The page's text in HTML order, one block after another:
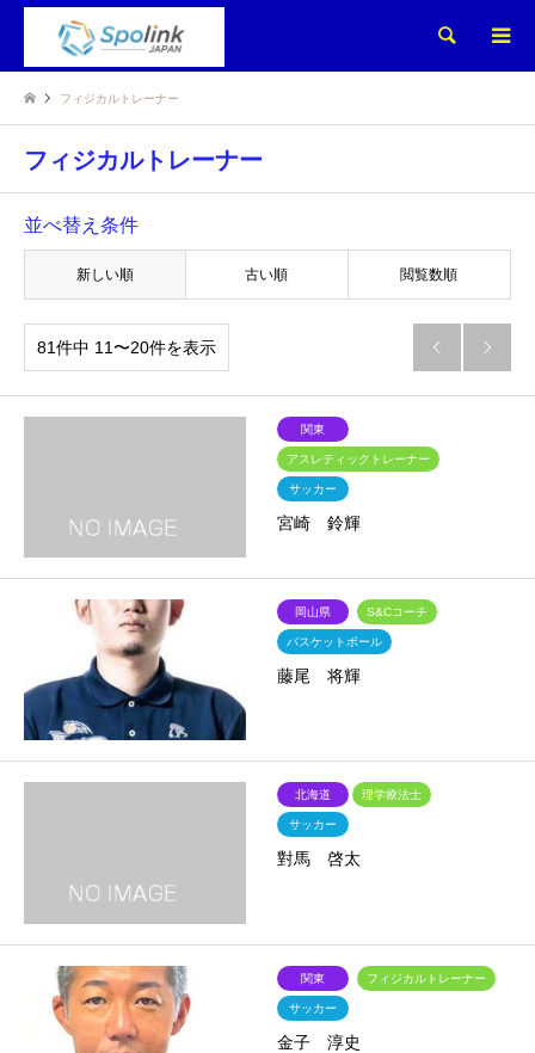
検索
フィジカルトレーナー
フィジカルトレーナー
並べ替え条件
新しい順 古い順 閲覧数順
81件中 11〜20件を表示  
関東
アスレティックトレーナー
サッカー
宮崎 鈴輝
岡山県 S&Cコーチ
バスケットボール
藤尾 将輝
北海道 理学療法士
サッカー
對馬 啓太
関東 フィジカルトレーナー
サッカー
金子 淳史